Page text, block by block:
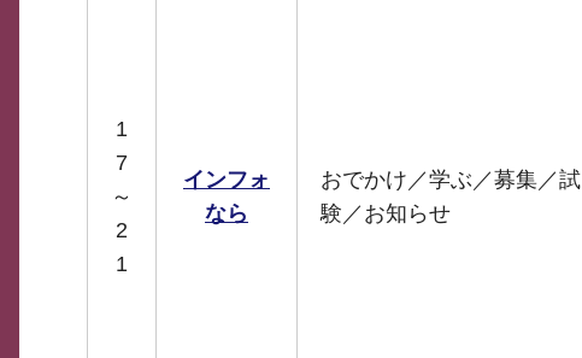
1
7
～
2
1
インフォ
なら
おでかけ／学ぶ／募集／試
験／お知らせ